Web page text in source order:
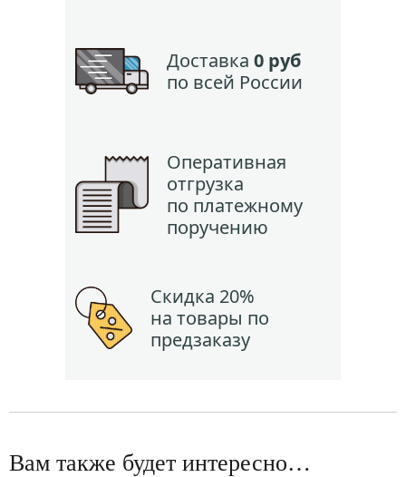
Доставка 0 руб
по всей России
Оперативная
отгрузка
по платежному
поручению
Скидка 20%
на товары по
предзаказу
Вам также будет интересно…